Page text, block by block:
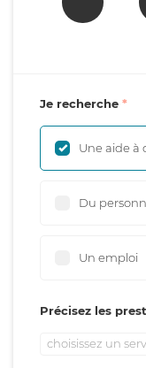
Je recherche
Une aide à
Du
Un emploi
Précisez les
choisissez un